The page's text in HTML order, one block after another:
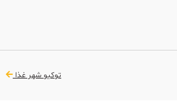
توکیو شهر غذا